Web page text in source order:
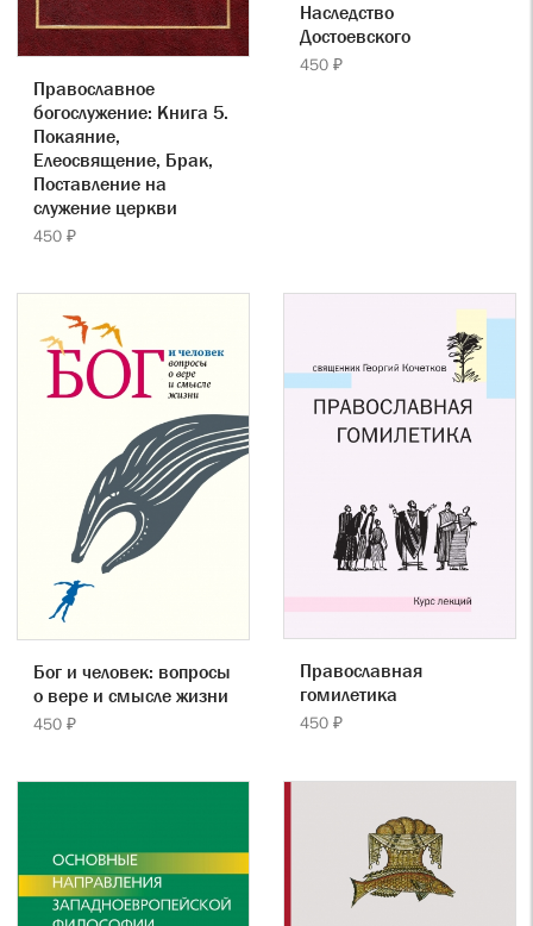
Православное
богослужение: Книга 5.
Покаяние,
Елеосвящение, Брак,
Поставление на
служение церкви
450 ₽
Наследство
Достоевского
450 ₽
Бог и человек: вопросы
о вере и смысле жизни
450 ₽
Православная
гомилетика
450 ₽